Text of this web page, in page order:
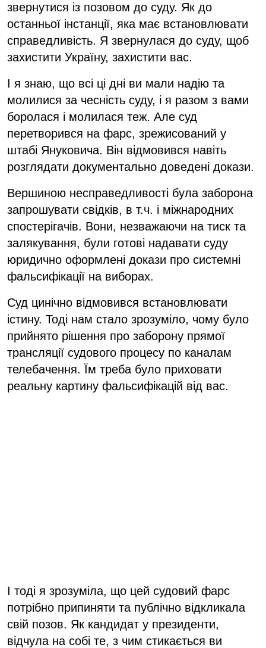
звернутися із позовом до суду. Як до
останньої інстанції, яка має встановлювати
справедливість. Я звернулася до суду, щоб
захистити Україну, захистити вас.
І я знаю, що всі ці дні ви мали надію та
молилися за чесність суду, і я разом з вами
боролася і молилася теж. Але суд
перетворився на фарс, зрежисований у
штабі Януковича. Він відмовився навіть
розглядати документально доведені докази.
Вершиною несправедливості була заборона
запрошувати свідків, в т.ч. і міжнародних
спостерігачів. Вони, незважаючи на тиск та
залякування, були готові надавати суду
юридично оформлені докази про системні
фальсифікації на виборах.
Суд цинічно відмовився встановлювати
істину. Тоді нам стало зрозуміло, чому було
прийнято рішення про заборону прямої
трансляції судового процесу по каналам
телебачення. Їм треба було приховати
реальну картину фальсифікацій від вас.
І тоді я зрозуміла, що цей судовий фарс
потрібно припиняти та публічно відкликала
свій позов. Як кандидат у президенти,
відчула на собі те, з чим стикається ви